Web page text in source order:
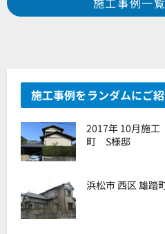
施工事例をランダムにご
2017年 10
町 S様邸
浜松市 西区 雄踏